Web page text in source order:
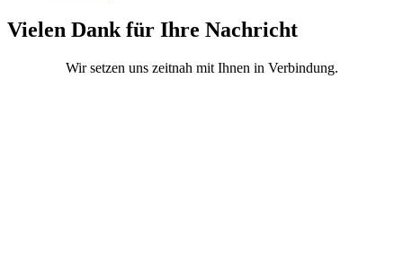
Vielen Dank für Ihre Nachricht
Wir setzen uns zeitnah mit Ihnen in Verbindung.